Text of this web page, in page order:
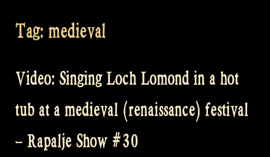
Tag: medieval
Video: Singing Loch Lomond in a hot
tub at a medieval (renaissance) festival
– Rapalje Show #30